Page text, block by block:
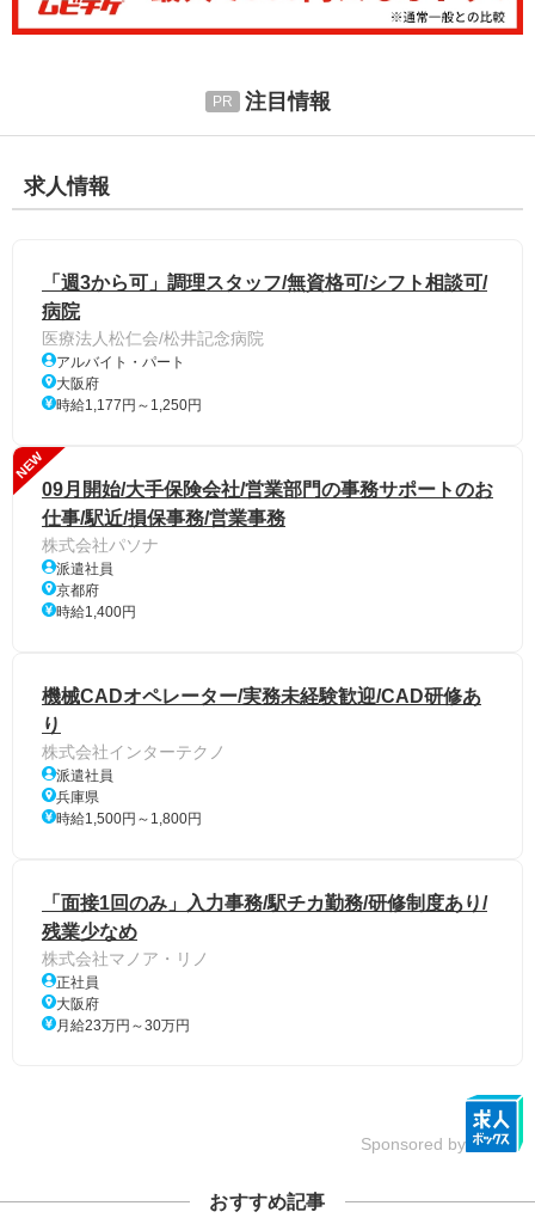
注目情報
求人情報
「週3から可」調理スタッフ/無資格可/シフト相談可/
病院
医療法人松仁会/松井記念病院
アルバイト・パート
大阪府
時給1,177円～1,250円
NEW
09月開始/大手保険会社/営業部門の事務サポートのお
仕事/駅近/損保事務/営業事務
株式会社パソナ
派遣社員
京都府
時給1,400円
機械CADオペレーター/実務未経験歓迎/CAD研修あ
り
株式会社インターテクノ
派遣社員
兵庫県
時給1,500円～1,800円
「面接1回のみ」入力事務/駅チカ勤務/研修制度あり/
残業少なめ
株式会社マノア・リノ
正社員
大阪府
月給23万円～30万円
Sponsored by
おすすめ記事